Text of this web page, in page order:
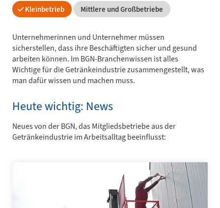
Kleinbetrieb Mittlere und Großbetriebe
Unternehmerinnen und Unternehmer müssen
sicherstellen, dass ihre Beschäftigten sicher und gesund
arbeiten können. Im BGN-Branchenwissen ist alles
Wichtige für die Getränkeindustrie zusammengestellt, was
man dafür wissen und machen muss.
Heute wichtig: News
Neues von der BGN, das Mitgliedsbetriebe aus der
Getränkeindustrie im Arbeitsalltag beeinflusst: